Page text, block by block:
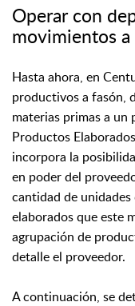
Operar con
movimientos a
Hasta ahora, en
productivos a fasón,
materias primas a un
Productos
incorpora la
en poder del
cantidad de
elaborados que este
agrupación de
detalle el proveedor.
A continuación, se